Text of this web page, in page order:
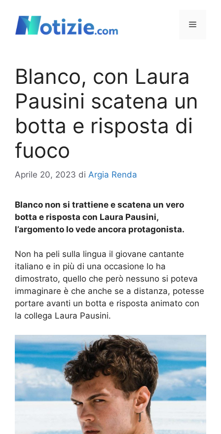
contenuto
Menu
Blanco, con Laura
Pausini scatena un
botta e risposta di
fuoco
Aprile 20, 2023 di Argia Renda
Blanco non si trattiene e scatena un vero
botta e risposta con Laura Pausini,
l’argomento lo vede ancora protagonista.
Non ha peli sulla lingua il giovane cantante
italiano e in più di una occasione lo ha
dimostrato, quello che però nessuno si poteva
immaginare è che anche se a distanza, potesse
portare avanti un botta e risposta animato con
la collega Laura Pausini.